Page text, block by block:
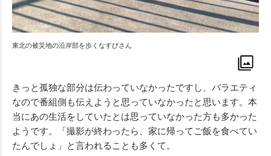
東北の被災地の沿岸部を歩くなすびさん
きっと孤独な部分は伝わっていなかったですし、バラエティ
なので番組側も伝えようと思っていなかったと思います。本
当にあの生活をしていたとは思っていなかった方も多かった
ようです。「撮影が終わったら、家に帰ってご飯を食べてい
たんでしょ」と言われることも多くて。